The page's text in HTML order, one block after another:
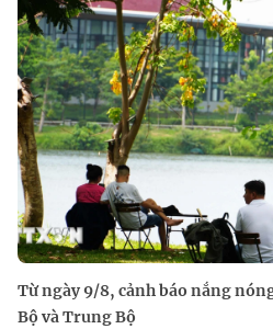
Từ ngày 9/8, cảnh báo nắng
Bộ và Trung Bộ